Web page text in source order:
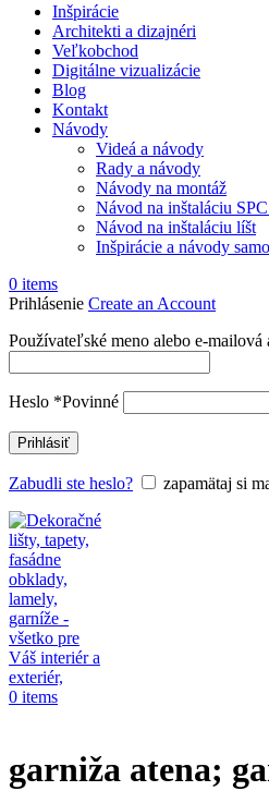
Inšpirácie
Architekti a dizajnéri
Veľkobchod
Digitálne vizualizácie
Blog
Kontakt
Návody
Videá a návody
Rady a návody
Návody na montáž
Návod na inštaláciu
Návod na inštaláciu líšt
Inšpirácie a návody
0 items
Prihlásenie Create an Account
Používateľské meno alebo e-mailová
Heslo *Povinné
Prihlásiť
Zabudli ste heslo? zapamätaj si
0 items
garniža atena;